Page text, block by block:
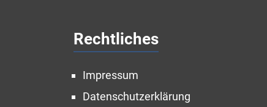
Rechtliches
Impressum
Datenschutzerklärung